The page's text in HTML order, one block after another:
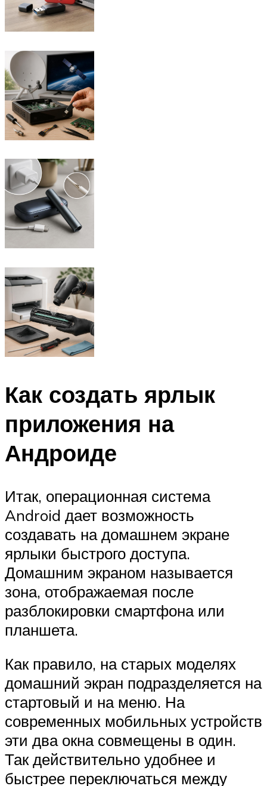
Как создать ярлык
приложения на
Андроиде
Итак, операционная система
Android дает возможность
создавать на домашнем экране
ярлыки быстрого доступа.
Домашним экраном называется
зона, отображаемая после
разблокировки смартфона или
планшета.
Как правило, на старых моделях
домашний экран подразделяется на
стартовый и на меню. На
современных мобильных устройств
эти два окна совмещены в один.
Так действительно удобнее и
быстрее переключаться между